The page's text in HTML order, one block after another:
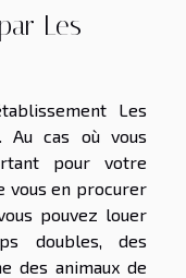
Les
Les
Au cas où vous
pour votre
vous en procurer
pouvez louer
doubles, des
des animaux de